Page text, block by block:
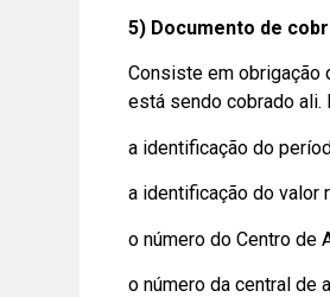
5) Documento de
Consiste em obrigação
está sendo cobrado ali.
a identificação do
a identificação do valor
o número do Centro de
o número da central de